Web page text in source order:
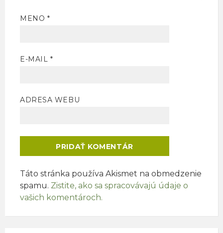
MENO *
E-MAIL *
ADRESA WEBU
Táto stránka používa Akismet na obmedzenie
spamu. Zistite, ako sa spracovávajú údaje o
vašich komentároch.